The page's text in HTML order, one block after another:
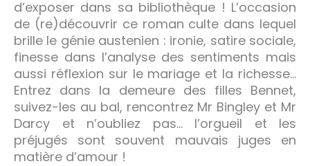
d’exposer dans sa bibliothèque ! L’occasion
de (re)découvrir ce roman culte dans lequel
brille le génie austenien : ironie, satire sociale,
finesse dans l’analyse des sentiments mais
aussi réflexion sur le mariage et la richesse…
Entrez dans la demeure des filles Bennet,
suivez-les au bal, rencontrez Mr Bingley et Mr
Darcy et n’oubliez pas… l’orgueil et les
préjugés sont souvent mauvais juges en
matière d’amour !